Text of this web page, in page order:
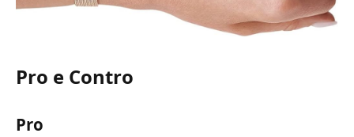
Pro e Contro
Pro